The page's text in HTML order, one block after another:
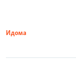
Идома